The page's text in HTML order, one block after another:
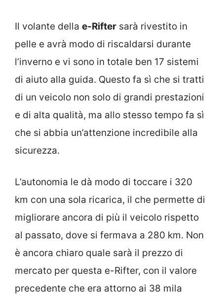
Il volante della e-Rifter sarà rivestito in
pelle e avrà modo di riscaldarsi durante
l’inverno e vi sono in totale ben 17 sistemi
di aiuto alla guida. Questo fa sì che si tratti
di un veicolo non solo di grandi prestazioni
e di alta qualità, ma allo stesso tempo fa sì
che si abbia un’attenzione incredibile alla
sicurezza.
L’autonomia le dà modo di toccare i 320
km con una sola ricarica, il che permette di
migliorare ancora di più il veicolo rispetto
al passato, dove si fermava a 280 km. Non
è ancora chiaro quale sarà il prezzo di
mercato per questa e-Rifter, con il valore
precedente che era attorno ai 38 mila